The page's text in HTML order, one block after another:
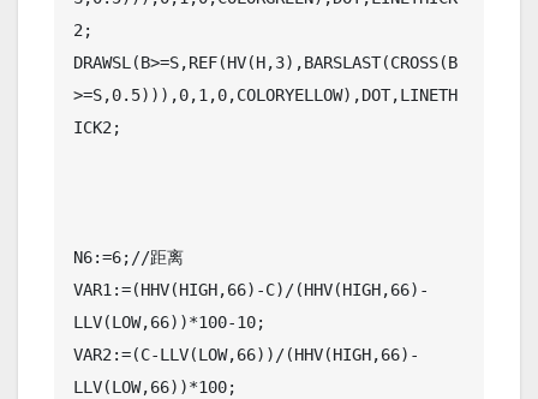
2;
DRAWSL(B>=S,REF(HV(H,3),BARSLAST(CROSS(B
>=S,0.5))),0,1,0,COLORYELLOW),DOT,LINETH
ICK2;
N6:=6;//距离
VAR1:=(HHV(HIGH,66)-C)/(HHV(HIGH,66)-
LLV(LOW,66))*100-10;
VAR2:=(C-LLV(LOW,66))/(HHV(HIGH,66)-
LLV(LOW,66))*100;